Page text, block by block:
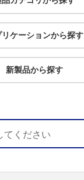
リケーションから探す
新製品から探す